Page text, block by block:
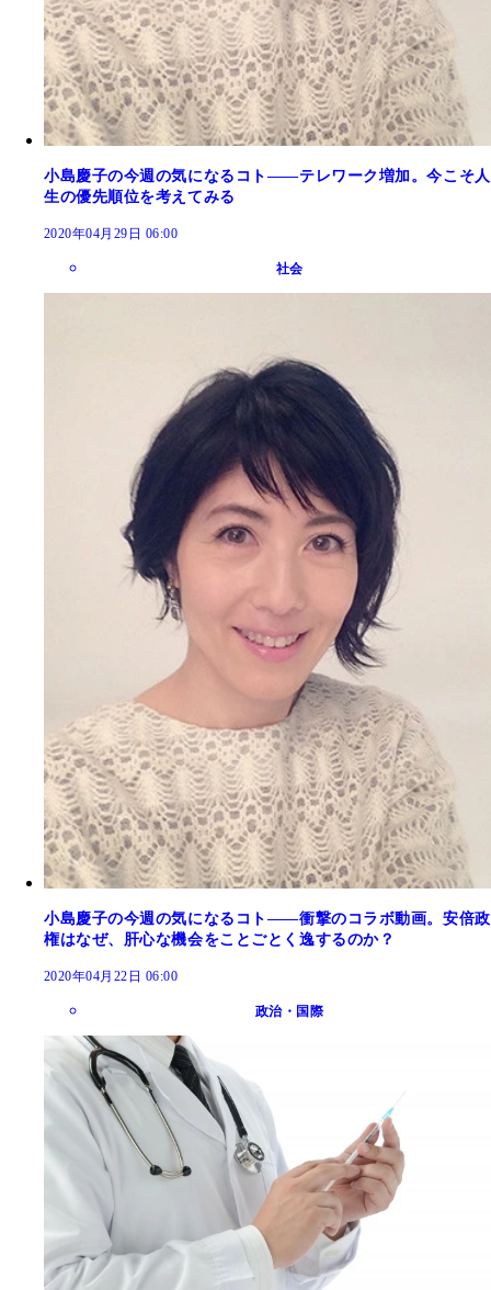
小島慶子の今週の気になるコト――テレワーク増加。今こそ人
生の優先順位を考えてみる
2020年04月29日 06:00
社会
小島慶子の今週の気になるコト――衝撃のコラボ動画。安倍政
権はなぜ、肝心な機会をことごとく逸するのか？
2020年04月22日 06:00
政治・国際